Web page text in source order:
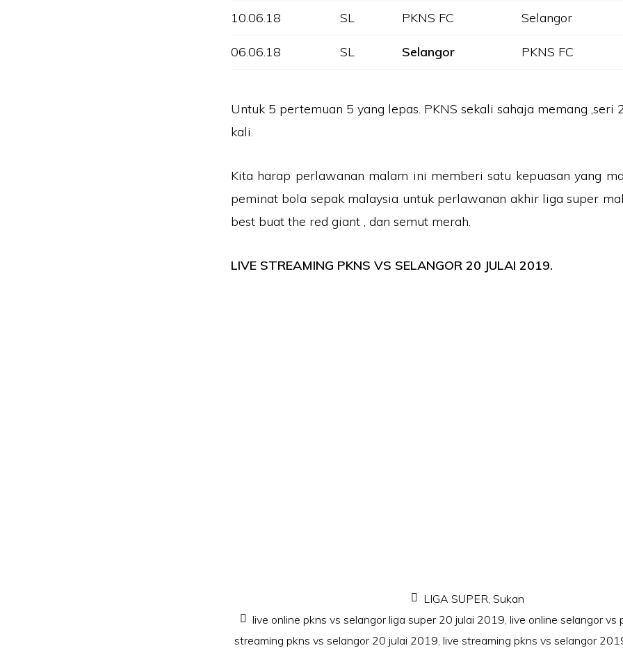
10.06.18 SL PKNS FC Selangor
06.06.18 SL Selangor PKNS FC
Untuk 5 pertemuan 5 yang lepas. PKNS sekali sahaja memang ,seri
kali.
Kita harap perlawanan malam ini memberi satu kepuasan yang
peminat bola sepak malaysia untuk perlawanan akhir liga super
best buat the red giant , dan semut merah.
LIVE STREAMING PKNS VS SELANGOR 20 JULAI 2019.
LIGA SUPER, Sukan
live online pkns vs selangor liga super 20 julai 2019, live online selangor vs
streaming pkns vs selangor 20 julai 2019, live streaming pkns vs selangor